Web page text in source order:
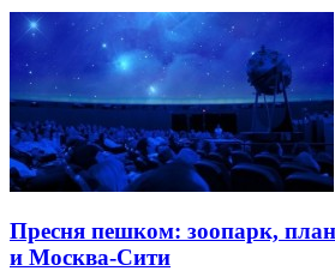
Пресня пешком: зоопарк,
и Москва-Сити